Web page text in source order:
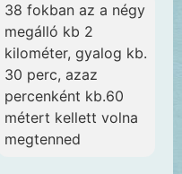
38 fokban az a négy
megálló kb 2
kilométer, gyalog kb.
30 perc, azaz
percenként kb.60
métert kellett volna
megtenned